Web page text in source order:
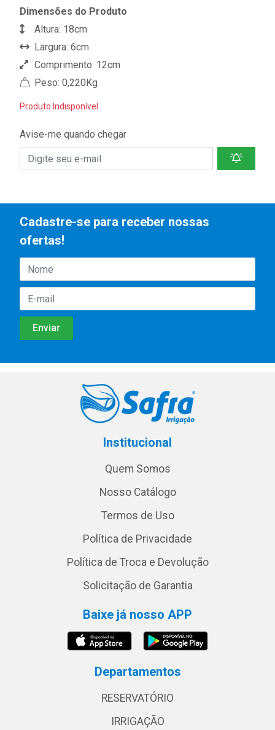
Dimensões do Produto
Altura: 18cm
Largura: 6cm
Comprimento: 12cm
Peso: 0,220Kg
Produto Indisponível
Avise-me quando chegar
Cadastre-se para receber nossas
ofertas!
Institucional
Quem Somos
Nosso Catálogo
Termos de Uso
Política de Privacidade
Política de Troca e Devolução
Solicitação de Garantia
Baixe já nosso APP
Departamentos
RESERVATÓRIO
IRRIGAÇÃO